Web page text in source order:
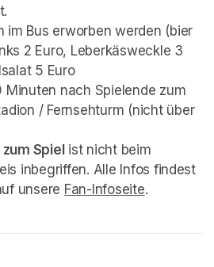
im Bus erworben werden (bier
2 Euro, Leberkäsweckle 3
5 Euro
Minuten nach Spielende zum
/ Fernsehturm (nicht über
Spiel ist nicht beim
inbegriffen. Alle Infos findest
unsere Fan-Infoseite(opens in
.